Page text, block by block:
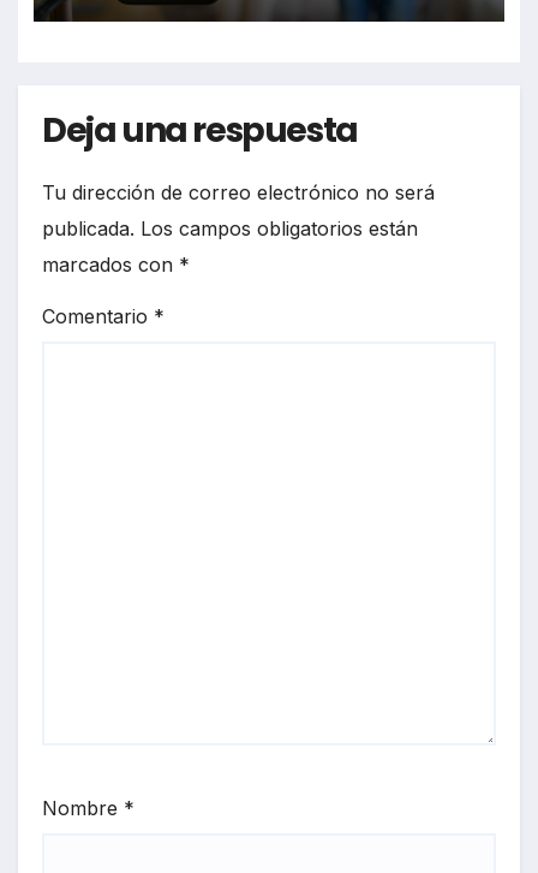
Deja una respuesta
Tu dirección de correo electrónico no será
publicada. Los campos obligatorios están
marcados con *
Comentario *
Nombre *